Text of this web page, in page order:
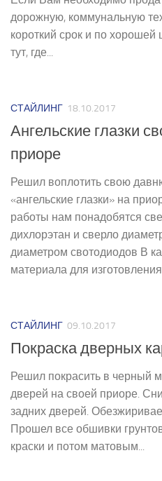
дорожную, коммунальную
короткий срок и по хорошей
тут, где...
СТАЙЛИНГ 18.10.2017
Ангельские глазки
приоре
Решил воплотить свою
«ангельские глазки» на
работы нам понадобятся
дихлорэтан и сверло
диаметром свотодиодов В
материала для
СТАЙЛИНГ 09.10.2017
Покраска дверных
Решил покрасить в черный
дверей на своей приоре.
задних дверей.
Прошел все обшивки
краски и потом матовым...